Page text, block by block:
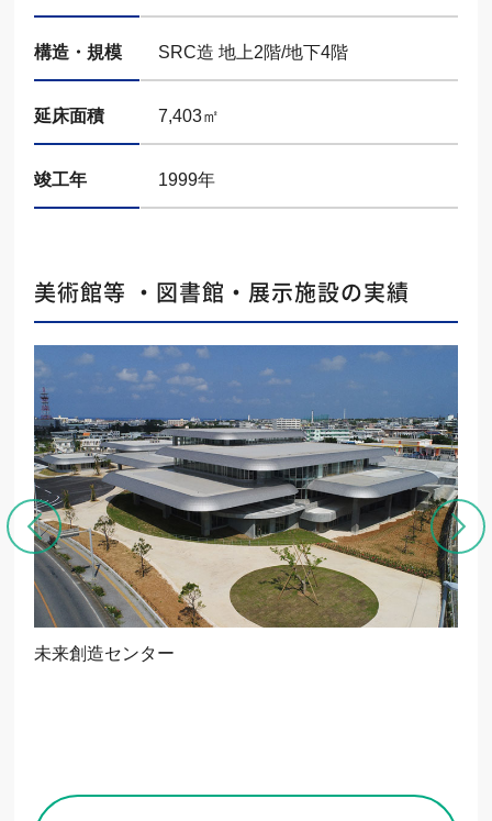
構造・規模 SRC造 地上2階/地下4階
延床面積 7,403㎡
竣工年 1999年
美術館等 ・図書館・展示施設の実績
未来創造センター